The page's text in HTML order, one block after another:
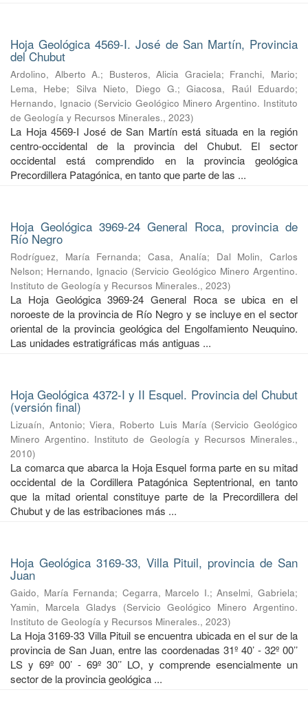
Hoja Geológica 4569-I. José de San Martín, Provincia
del Chubut
Ardolino, Alberto A.; Busteros, Alicia Graciela; Franchi, Mario;
Lema, Hebe; Silva Nieto, Diego G.;Giacosa, Raúl Eduardo;
Hernando, Ignacio (Servicio Geológico Minero Argentino. Instituto
de Geología y Recursos Minerales., 2023)
La Hoja 4569-I José de San Martín está situada en la región
centro-occidental de la provincia del Chubut. El sector
occidental está comprendido en la provincia geológica
Precordillera Patagónica, en tanto que parte de las ...
Hoja Geológica 3969-24 General Roca, provincia de
Río Negro
Rodríguez, María Fernanda; Casa, Analía; Dal Molin, Carlos
Nelson; Hernando, Ignacio (Servicio Geológico Minero Argentino.
Instituto de Geología y Recursos Minerales., 2023)
La Hoja Geológica 3969-24 General Roca se ubica en el
noroeste de la provincia de Río Negro y se incluye en el sector
oriental de la provincia geológica del Engolfamiento Neuquino.
Las unidades estratigráficas más antiguas ...
Hoja Geológica 4372-I y II Esquel. Provincia del Chubut
(versión final)
Lizuaín, Antonio;Viera, Roberto Luis María (Servicio Geológico
Minero Argentino. Instituto de Geología y Recursos Minerales.,
2010)
La comarca que abarca la Hoja Esquel forma parte en su mitad
occidental de la Cordillera Patagónica Septentrional, en tanto
que la mitad oriental constituye parte de la Precordillera del
Chubut y de las estribaciones más ...
Hoja Geológica 3169-33, Villa Pituil, provincia de San
Juan
Gaido, María Fernanda; Cegarra, Marcelo I.;Anselmi, Gabriela;
Yamin, Marcela Gladys
(Servicio Geológico Minero Argentino.
Instituto de Geología y Recursos Minerales., 2023)
La Hoja 3169-33 Villa Pituil se encuentra ubicada en el sur de la
provincia de San Juan, entre las coordenadas 31º 40’ - 32º 00’’
LS y 69º 00’ - 69º 30’’ LO, y comprende esencialmente un
sector de la provincia geológica ...